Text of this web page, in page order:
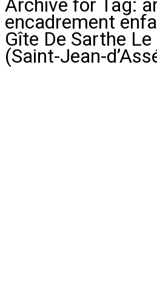
Archive for Tag:
encadrement
Gîte De Sarthe
(Saint-Jean-